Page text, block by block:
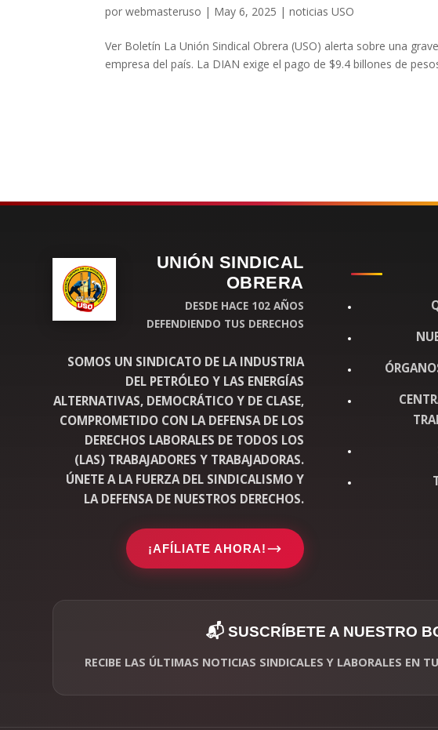
porwebmasteruso | May 6, 2025 |noticias USO
Ver Boletín La Unión Sindical Obrera (USO) alerta sobre una
empresa del país. La DIAN exige el pago de $9.4 billones de
UNIÓN SINDICAL
OBRERA
DESDE HACE 102 AÑOS
DEFENDIENDO TUS DERECHOS
SOMOS UN SINDICATO DE LA INDUSTRIA
DEL PETRÓLEO Y LAS ENERGÍAS
ALTERNATIVAS, DEMOCRÁTICO Y DE CLASE,
COMPROMETIDO CON LA DEFENSA DE LOS
DERECHOS LABORALES DE TODOS LOS
(LAS) TRABAJADORES Y TRABAJADORAS.
ÚNETE A LA FUERZA DEL SINDICALISMO Y
LA DEFENSA DE NUESTROS DERECHOS.
¡AFÍLIATE AHORA!
📬 SUSCRÍBETE A NUESTRO
RECIBE LAS ÚLTIMAS NOTICIAS SINDICALES Y LABORALES EN